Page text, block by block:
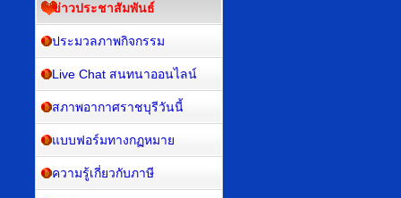
ข่าวประชาสัมพันธ์
ประมวลภาพกิจกรรม
Live Chat สนทนาออนไลน์
สภาพอากาศราชบุรีวันนี้
แบบฟอร์มทางกฏหมาย
ความรู้เกี่ยวกับภาษี